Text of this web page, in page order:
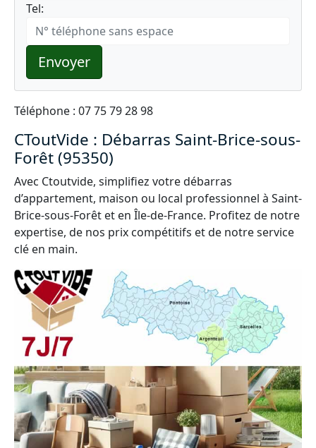
Tel:
Envoyer
Téléphone : 07 75 79 28 98
CToutVide : Débarras Saint-Brice-sous-
Forêt (95350)
Avec Ctoutvide, simplifiez votre débarras
d’appartement, maison ou local professionnel à Saint-
Brice-sous-Forêt et en Île-de-France. Profitez de notre
expertise, de nos prix compétitifs et de notre service
clé en main.